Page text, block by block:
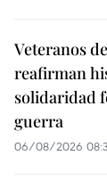
Veteranos
reafirman
solidaridad
guerra
06/08/2026